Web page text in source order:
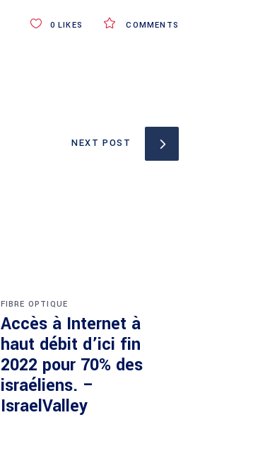
COMMENTS
0 LIKES
NEXT POST
FIBRE OPTIQUE
Accès à Internet à
haut débit d’ici fin
2022 pour 70% des
israéliens. –
IsraelValley